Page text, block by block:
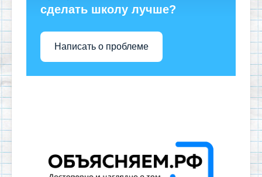
сделать школу лучше?
Написать о проблеме